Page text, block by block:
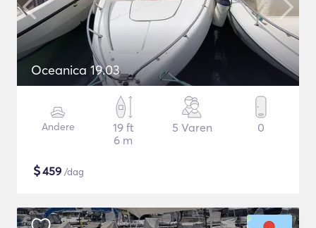
Oceanica 19.03
Andere
19 ft
6 m
5 Varen 0
$459 /dag